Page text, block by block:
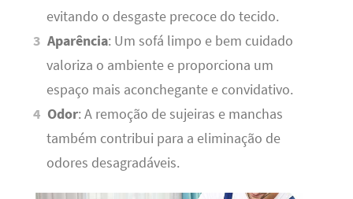
evitando o desgaste precoce do tecido.
Aparência: Um sofá limpo e bem cuidado
valoriza o ambiente e proporciona um
espaço mais aconchegante e convidativo.
Odor: A remoção de sujeiras e manchas
também contribui para a eliminação de
odores desagradáveis.